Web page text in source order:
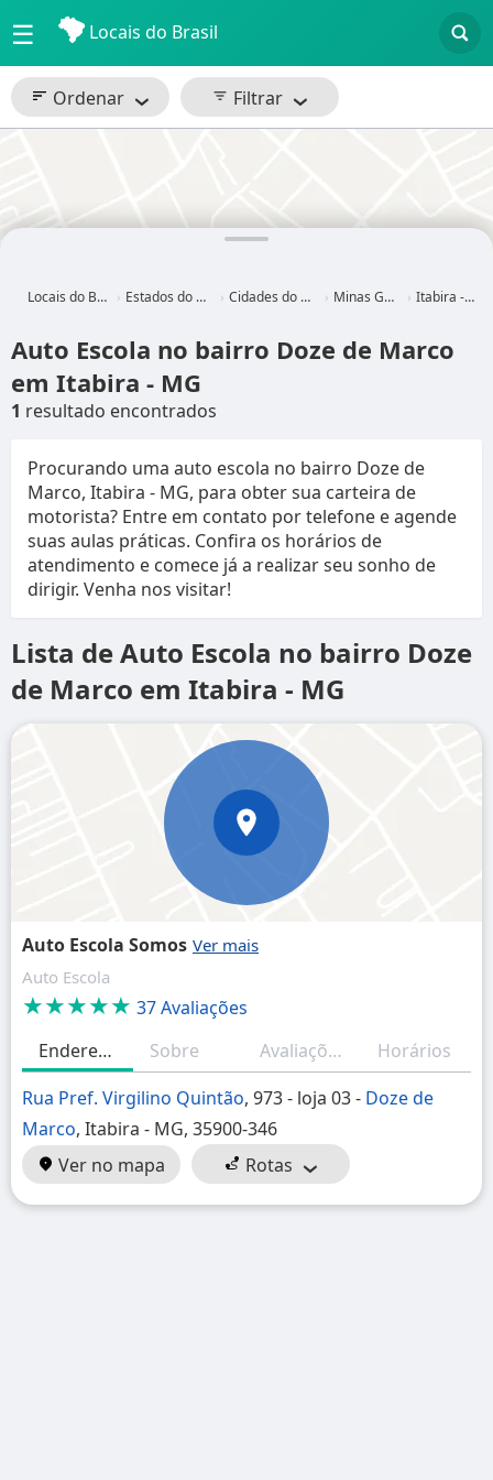
☰ Locais do Brasil
Ordenar Filtrar
Locais do Brasil Estados do Brasil Cidades do Brasil Minas Gerais Itabira - MG
Auto Escola no bairro Doze de Marco
em Itabira - MG
1 resultado encontrados
Procurando uma auto escola no bairro Doze de
Marco, Itabira - MG, para obter sua carteira de
motorista? Entre em contato por telefone e agende
suas aulas práticas. Confira os horários de
atendimento e comece já a realizar seu sonho de
dirigir. Venha nos visitar!
Lista de Auto Escola no bairro Doze
de Marco em Itabira - MG
Auto Escola Somos
Auto Escola
★★★★★ 37 Avaliações
Endereço
Sobre Avaliações
Horários
Rua Pref. Virgilino Quintão, 973 - loja 03 - Doze de
Marco, Itabira - MG, 35900-346
Ver no mapa
Rotas